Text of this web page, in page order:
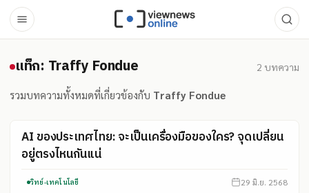
แท็ก: Traffy Fondue
แท็ก: Traffy Fondue 2 บทความ
รวมบทความทั้งหมดที่เกี่ยวข้องกับ Traffy Fondue
AI ของประเทศไทย: จะเป็นเครื่องมือของใคร? จุดเปลี่ยน
อยู่ตรงไหนกันแน่
วิทย์-เทคโนโลยี 29 มิ.ย. 2568